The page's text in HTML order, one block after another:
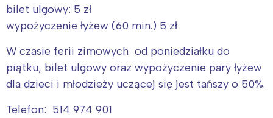
bilet ulgowy: 5 zł
wypożyczenie łyżew (60 min.) 5 zł
W czasie ferii zimowych od poniedziałku do
piątku, bilet ulgowy oraz wypożyczenie pary łyżew
dla dzieci i młodzieży uczącej się jest tańszy o 50%.
Telefon: 514 974 901